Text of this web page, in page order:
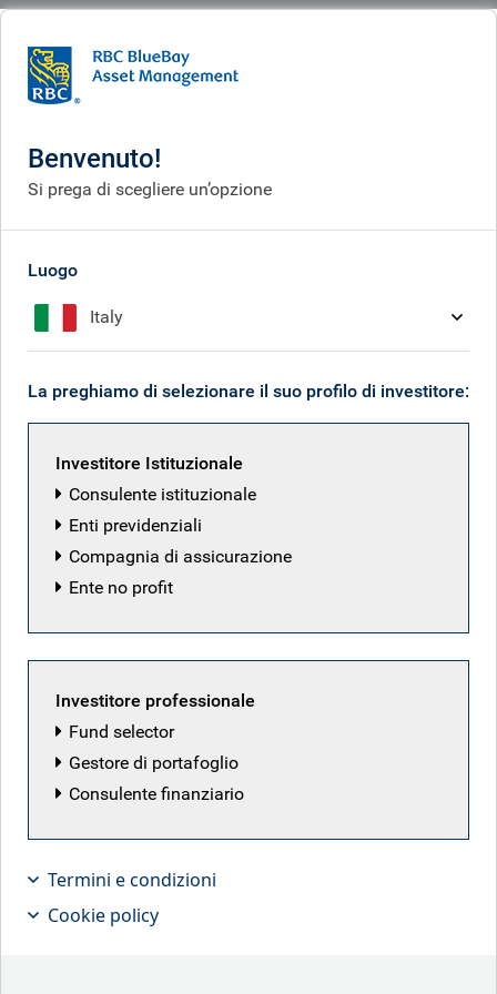
What we think
Dollars and Sense podcast
Jun 03, 2026
Mike Reed
Making dollars and talking sense….in
Benvenuto!
Si prega di scegliere un’opzione
Luogo
Italy
La preghiamo di selezionare il suo profilo di investitore:
Investitore Istituzionale
Consulente istituzionale
Enti previdenziali
Compagnia di assicurazione
Ente no profit
Investitore professionale
Fund selector
Gestore di portafoglio
Consulente finanziario
Termini e condizioni
Cookie policy